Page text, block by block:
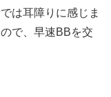
は耳障りに感じま
で、早速BBを交